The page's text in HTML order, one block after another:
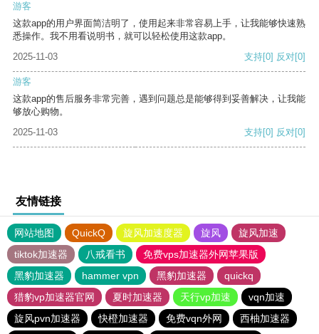
游客
这款app的用户界面简洁明了，使用起来非常容易上手，让我能够快速熟
悉操作。我不用看说明书，就可以轻松使用这款app。
2025-11-03
支持[0] 反对[0]
游客
这款app的售后服务非常完善，遇到问题总是能够得到妥善解决，让我能
够放心购物。
2025-11-03
支持[0] 反对[0]
友情链接
网站地图 QuickQ 旋风加速度器 旋风
旋风加速
tiktok加速器
八戒看书
免费vps加速器外网苹果版
黑豹加速器
hammer vpn 黑豹加速器
quickq
猎豹vp加速器官网
夏时加速器 天行vp加速
vqn加速
旋风pvn加速器
快橙加速器 免费vqn外网 西柚加速器